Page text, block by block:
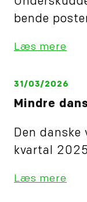
bende
Læs mere
31/03/2026
Mindre
Den
kvartal
Læs mere